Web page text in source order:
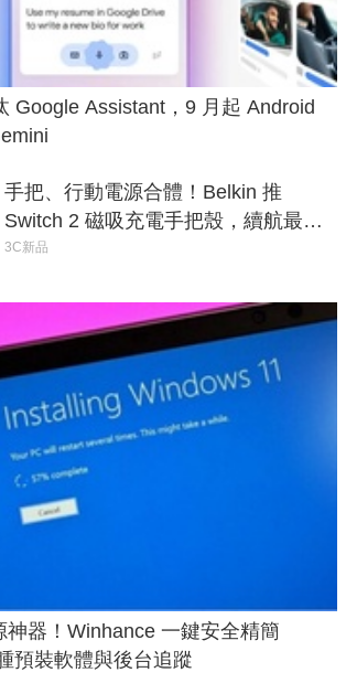
Google Assistant，9 月起 Android
手把、行動電源合體！Belkin 推
Switch 2 磁吸充電手把殼，續航最高
延長 1.5 倍
3C新品
神器！Winhance 一鍵安全精簡
預裝軟體與後台追蹤